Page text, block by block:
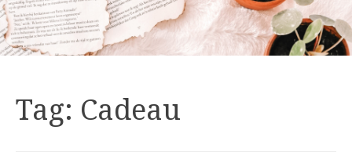
Tag: Cadeau